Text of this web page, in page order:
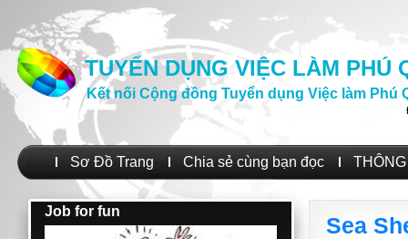
TUYỂN DỤNG VIỆC LÀM PHÚ
Kết nối Cộng đồng Tuyển dụng Việc làm Phú
Sơ Đồ Trang Chia sẻ cùng bạn đọc
Job for fun
Sea